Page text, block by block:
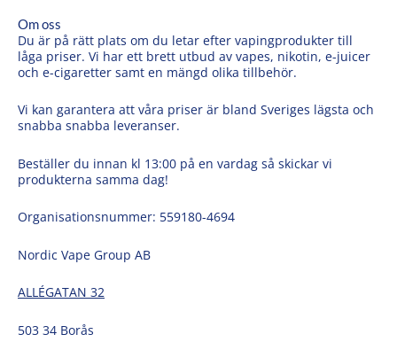
Om oss
Du är på rätt plats om du letar efter vapingprodukter till
låga priser. Vi har ett brett utbud av vapes, nikotin, e-juicer
och e-cigaretter samt en mängd olika tillbehör.
Vi kan garantera att våra priser är bland Sveriges lägsta och
snabba snabba leveranser.
Beställer du innan kl 13:00 på en vardag så skickar vi
produkterna samma dag!
Organisationsnummer: 559180-4694
Nordic Vape Group AB
ALLÉGATAN 32
503 34 Borås